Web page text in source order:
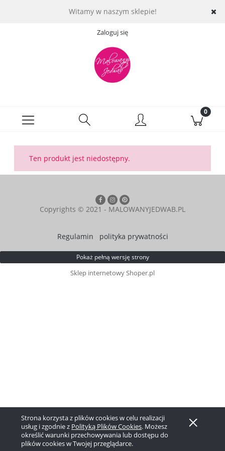
Strona korzysta z plików cookies w celu realizacji
usług i zgodnie z Polityką Plików Cookies. Możesz
określić warunki przechowywania lub dostępu do
plików cookies w Twojej przeglądarce.
Witamy w naszym sklepie!
Zaloguj się
Ten produkt jest niedostępny.
Copyrights © 2021 - MALOWANYJEDWAB.PL
Regulamin polityka prywatności
Pokaż pełną wersję strony
Sklep internetowy Shoper.pl